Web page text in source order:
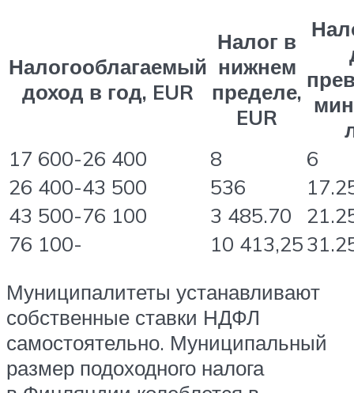
Налогооблагаемый
доход в год, EUR
Налог в
нижнем
пределе,
EUR
17 600-26 400
8
6
26 400-43 500
536
43 500-76 100
3 485.70
76 100-
10 413,25
Муниципалитеты устанавливают
собственные ставки НДФЛ
самостоятельно. Муниципальный
размер подоходного налога